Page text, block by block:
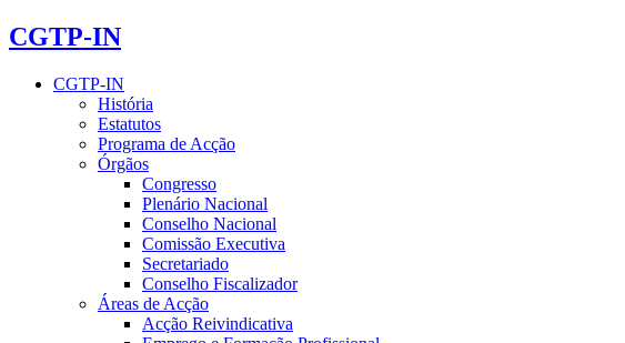
CGTP-IN
CGTP-IN
História
Estatutos
Programa de Acção
Órgãos
Congresso
Plenário Nacional
Conselho Nacional
Comissão Executiva
Secretariado
Conselho Fiscalizador
Áreas de Acção
Acção Reivindicativa